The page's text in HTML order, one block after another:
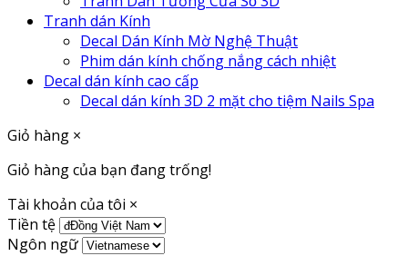
Tranh dán Kính
Decal Dán Kính Mờ Nghệ Thuật
Phim dán kính chống nắng cách nhiệt
Decal dán kính cao cấp
Decal dán kính 3D 2 mặt cho tiệm Nails Spa
Giỏ hàng ×
Giỏ hàng của bạn đang trống!
Tài khoản của tôi ×
Tiền tệ
Ngôn ngữ